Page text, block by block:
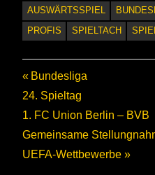
AUSWÄRTSSPIEL
PROFIS
SPIELTACH
Vorheriger
Beitrag:
Bundesliga
24. Spieltag
1. FC Union Berlin – BVB
Nächster
Beitrag:
Gemeinsame
UEFA-Wettbewerbe